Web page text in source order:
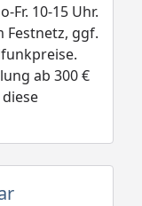
Fr. 10-15 Uhr.
Festnetz, ggf.
ab 300 €